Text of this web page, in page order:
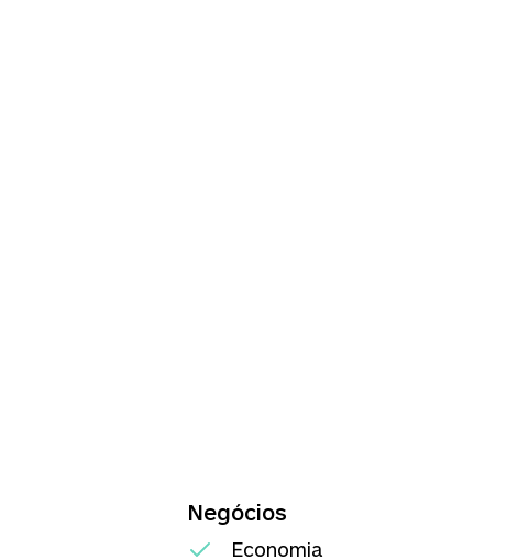
Negócios
Economia